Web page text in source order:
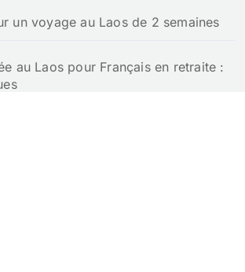
un voyage au Laos de 2 semaines
au Laos pour Français en retraite :